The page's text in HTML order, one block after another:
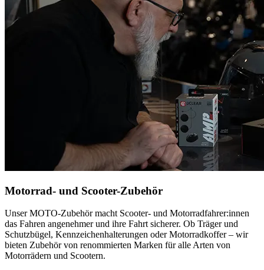
Motorrad- und Scooter-Zubehör
Unser MOTO-Zubehör macht Scooter- und Motorradfahrer:innen
das Fahren angenehmer und ihre Fahrt sicherer. Ob Träger und
Schutzbügel, Kennzeichenhalterungen oder Motorradkoffer – wir
bieten Zubehör von renommierten Marken für alle Arten von
Motorrädern und Scootern.